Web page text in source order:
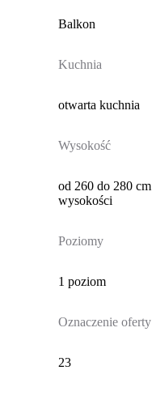
Balkon
Kuchnia
otwarta kuchnia
Wysokość
od 260 do 280 cm
wysokości
Poziomy
1 poziom
Oznaczenie oferty
23